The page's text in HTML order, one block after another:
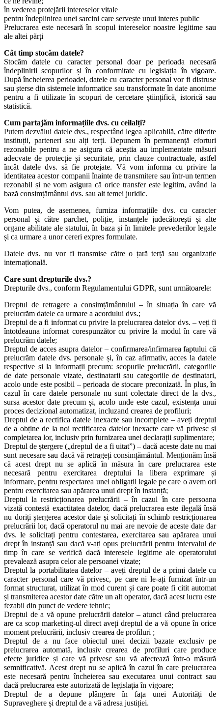
în vederea protejării intereselor vitale
pentru îndeplinirea unei sarcini care servește unui interes public
Prelucrarea este necesară în scopul intereselor noastre legitime sau
ale altei părți
Cât timp stocăm datele?
Stocăm datele cu caracter personal doar pe perioada necesară
îndeplinirii scopurilor și în conformitate cu legislația în vigoare.
După încheierea perioadei, datele cu caracter personal vor fi distruse
sau șterse din sistemele informatice sau transformate în date anonime
pentru a fi utilizate în scopuri de cercetare științifică, istorică sau
statistică.
Cum partajăm informațiile dvs. cu ceilalți?
Putem dezvălui datele dvs., respectând legea aplicabilă, către diferite
instituții, parteneri sau alți terți. Depunem în permanență eforturi
rezonabile pentru a ne asigura că aceștia au implementate măsuri
adecvate de protecție și securitate, prin clauze contractuale, astfel
încât datele dvs. să fie protejate. Vă vom informa cu privire la
identitatea acestor companii înainte de transmitere sau într-un termen
rezonabil și ne vom asigura că orice transfer este legitim, având la
bază consimțământul dvs. sau alt temei juridic.
Vom putea, de asemenea, furniza informațiile dvs. cu caracter
personal și către parchet, poliție, instanțele judecătorești și alte
organe abilitate ale statului, în baza și în limitele prevederilor legale
și ca urmare a unor cereri expres formulate.
Datele dvs. nu vor fi transmise către o țară terță sau organizație
internațională.
Care sunt drepturile dvs.?
Drepturile dvs., conform Regulamentului GDPR, sunt următoarele:
Dreptul de retragere a consimțământului – în situația în care vă
prelucrăm datele ca urmare a acordului dvs.;
Dreptul de a fi informat cu privire la prelucrarea datelor dvs. – veți fi
întotdeauna informat corespunzător cu privire la modul în care vă
prelucrăm datele;
Dreptul de acces asupra datelor – confirmarea/infirmarea faptului că
prelucrăm datele dvs. personale și, în caz afirmativ, acces la datele
respective și la informații precum: scopurile prelucrării, categoriile
de date personale vizate, destinatarii sau categoriile de destinatari,
acolo unde este posibil – perioada de stocare preconizată. În plus, în
cazul în care datele personale nu sunt colectate direct de la dvs.,
sursa acestor date precum și, acolo unde este cazul, existența unui
proces decizional automatizat, incluzand crearea de profiluri;
Dreptul de a rectifica datele inexacte sau incomplete – aveți dreptul
de a obține de la noi rectificarea datelor inexacte care vă privesc și
completarea lor, inclusiv prin furnizarea unei declarații suplimentare;
Dreptul de ștergere („dreptul de a fi uitat”) – dacă aceste date nu mai
sunt necesare sau dacă vă retrageți consimțământul. Menționăm însă
că acest drept nu se aplică în măsura în care prelucrarea este
necesară pentru exercitarea dreptului la libera exprimare și
informare, pentru respectarea unei obligații legale pe care o avem ori
pentru exercitarea sau apărarea unui drept în instanță;
Dreptul la restricționarea prelucrării – în cazul în care persoana
vizată contestă exactitatea datelor, dacă prelucrarea este ilegală însă
nu doriți ștergerea acestor date și solicitați în schimb restricționarea
prelucrării lor, dacă operatorul nu mai are nevoie de aceste date dar
dvs. le solicitați pentru contestarea, exercitarea sau apărarea unui
drept în instanță sau dacă v-ați opus prelucrării pentru intervalul de
timp în care se verifică dacă interesele legitime ale operatorului
prevalează asupra celor ale persoanei vizate;
Dreptul la portabilitatea datelor – aveți dreptul de a primi datele cu
caracter personal care vă privesc, pe care ni le-ați furnizat într-un
format structurat, utilizat în mod curent și care poate fi citit automat
și transmiterea acestor date către un alt operator, dacă acest lucru este
fezabil din punct de vedere tehnic;
Dreptul de a vă opune prelucrării datelor – atunci când prelucrarea
are ca scop marketing-ul direct aveți dreptul de a vă opune în orice
moment prelucrării, inclusiv crearea de profiluri ;
Dreptul de a nu face obiectul unei decizii bazate exclusiv pe
prelucrarea automată, inclusiv crearea de profiluri care produce
efecte juridice și care vă privesc sau vă afectează într-o măsură
semnificativă. Acest drept nu se aplică în cazul în care prelucrarea
este necesară pentru încheierea sau executarea unui contract sau
dacă prelucrarea este autorizată de legislația în vigoare;
Dreptul de a depune plângere în fața unei Autorități de
Supraveghere și dreptul de a vă adresa justiției.